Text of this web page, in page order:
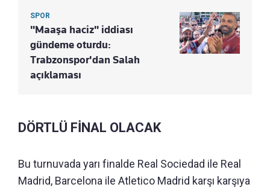
SPOR
"Maaşa haciz" iddiası
gündeme oturdu:
Trabzonspor'dan Salah
açıklaması
DÖRTLÜ FİNAL OLACAK
Bu turnuvada yarı finalde Real Sociedad ile Real
Madrid, Barcelona ile Atletico Madrid karşı karşıya